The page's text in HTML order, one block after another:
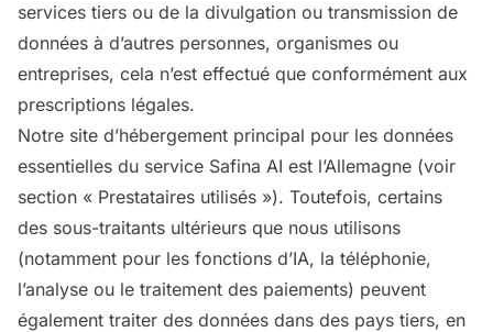
services tiers ou de la divulgation ou transmission de
données à d’autres personnes, organismes ou
entreprises, cela n’est effectué que conformément aux
prescriptions légales.
Notre site d’hébergement principal pour les données
essentielles du service Safina AI est l’Allemagne (voir
section « Prestataires utilisés »). Toutefois, certains
des sous-traitants ultérieurs que nous utilisons
(notamment pour les fonctions d’IA, la téléphonie,
l’analyse ou le traitement des paiements) peuvent
également traiter des données dans des pays tiers, en